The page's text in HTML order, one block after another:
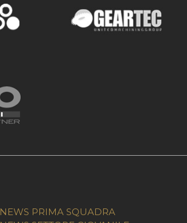
NEWS PRIMA SQUADRA